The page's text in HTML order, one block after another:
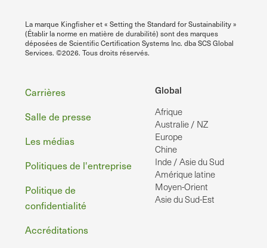
La marque Kingfisher et « Setting the Standard for Sustainability »
(Établir la norme en matière de durabilité) sont des marques
déposées de Scientific Certification Systems Inc. dba SCS Global
Services. ©2026. Tous droits réservés.
Global
Afrique
Australie / NZ
Europe
Chine
Inde / Asie du Sud
Amérique latine
Moyen-Orient
Asie du Sud-Est
Pied
de
page
Carrières
Salle de presse
Les médias
Politiques de l'entreprise
Politique de
confidentialité
Accréditations